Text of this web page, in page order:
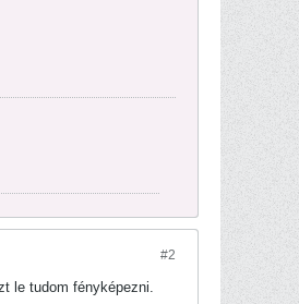
#2
le tudom fényképezni.